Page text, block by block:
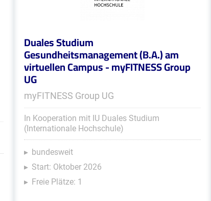
Duales Studium
Gesundheitsmanagement (B.A.) am
virtuellen Campus - myFITNESS Group
UG
myFITNESS Group UG
In Kooperation mit IU Duales Studium
(Internationale Hochschule)
bundesweit
Start: Oktober 2026
Freie Plätze: 1